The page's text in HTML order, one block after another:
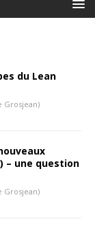
du Lean
Grosjean)
– une question
Grosjean)